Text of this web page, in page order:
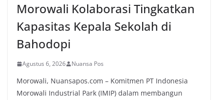
Morowali Kolaborasi Tingkatkan
Kapasitas Kepala Sekolah di
Bahodopi
Agustus 6, 2026 Nuansa Pos
Morowali, Nuansapos.com – Komitmen PT Indonesia
Morowali Industrial Park (IMIP) dalam membangun